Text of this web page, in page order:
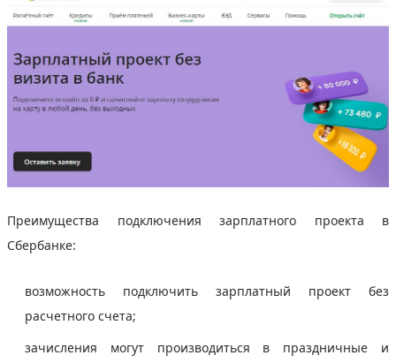
Преимущества подключения зарплатного проекта в
Сбербанке:
возможность подключить зарплатный проект без
расчетного счета;
зачисления могут производиться в праздничные и